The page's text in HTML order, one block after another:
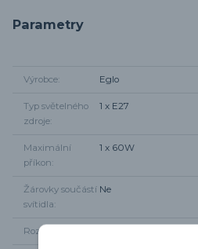
Parametry
Výrobce Eglo
Typ světelného
zdroje
1 x E27
Maximální
příkon
1 x 60W
Žárovky součástí
svítidla
Ne
Rozměr svítidla